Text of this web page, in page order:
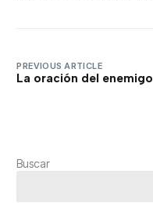
PREVIOUS ARTICLE
La oración del enemigo
Buscar